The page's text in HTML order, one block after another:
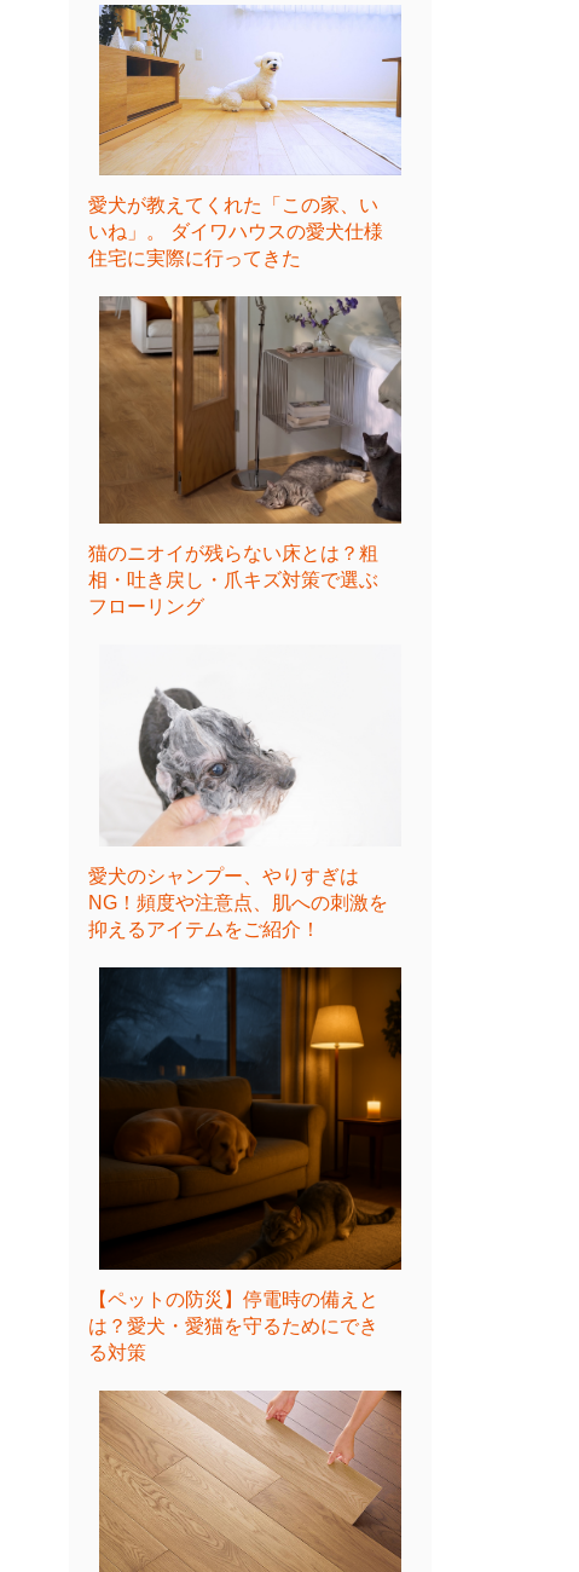
愛犬が教えてくれた「この家、い
いね」。 ダイワハウスの愛犬仕様
住宅に実際に行ってきた
猫のニオイが残らない床とは？粗
相・吐き戻し・爪キズ対策で選ぶ
フローリング
愛犬のシャンプー、やりすぎは
NG！頻度や注意点、肌への刺激を
抑えるアイテムをご紹介！
【ペットの防災】停電時の備えと
は？愛犬・愛猫を守るためにでき
る対策